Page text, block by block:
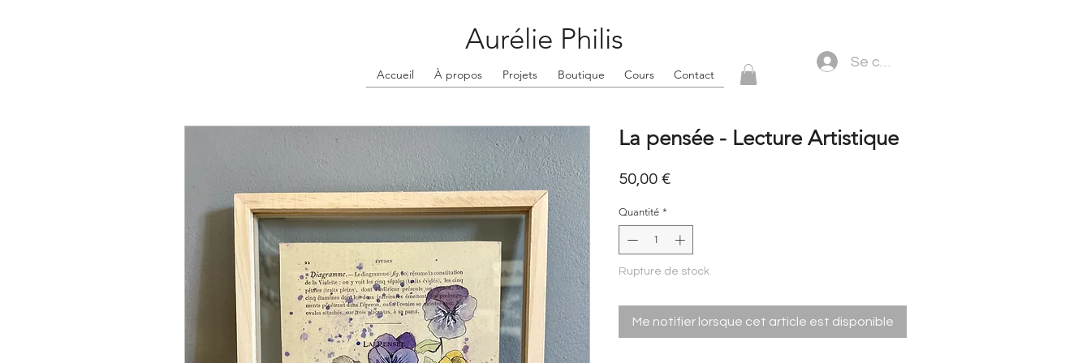
Aurélie Philis
Accueil À propos Projets Boutique Cours Contact
Se connecter
La pensée - Lecture Artistique
50,00 €Prix
Quantité *
Rupture de stock
Me notifier lorsque cet article est disponible